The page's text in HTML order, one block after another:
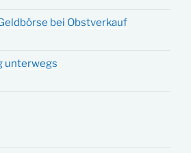
bei Obstverkauf
unterwegs